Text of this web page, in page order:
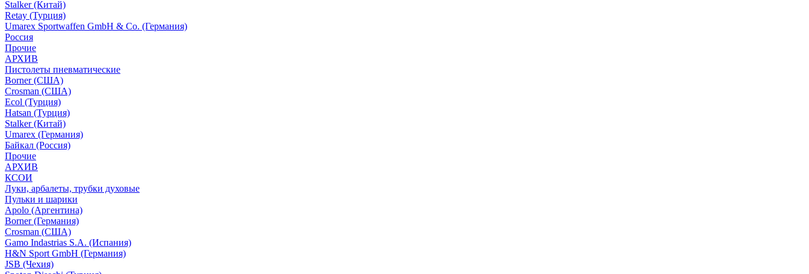
Stalker (Китай)
Retay (Турция)
Umarex Sportwaffen GmbH & Co. (Германия)
Россия
Прочие
АРХИВ
Пистолеты пневматические
Borner (США)
Crosman (США)
Ecol (Турция)
Hatsan (Турция)
Stalker (Китай)
Umarex (Германия)
Байкал (Россия)
Прочие
АРХИВ
КСОИ
Луки, арбалеты, трубки духовые
Пульки и шарики
Apolo (Аргентина)
Borner (Германия)
Crosman (США)
Gamo Indastrias S.A. (Испания)
H&N Sport GmbH (Германия)
JSB (Чехия)